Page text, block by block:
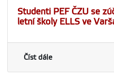
Studenti PEF ČZU se
letní školy ELLS ve
Číst dále